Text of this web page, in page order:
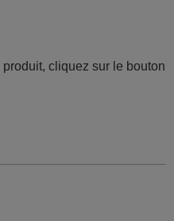
cliquez sur le bouton